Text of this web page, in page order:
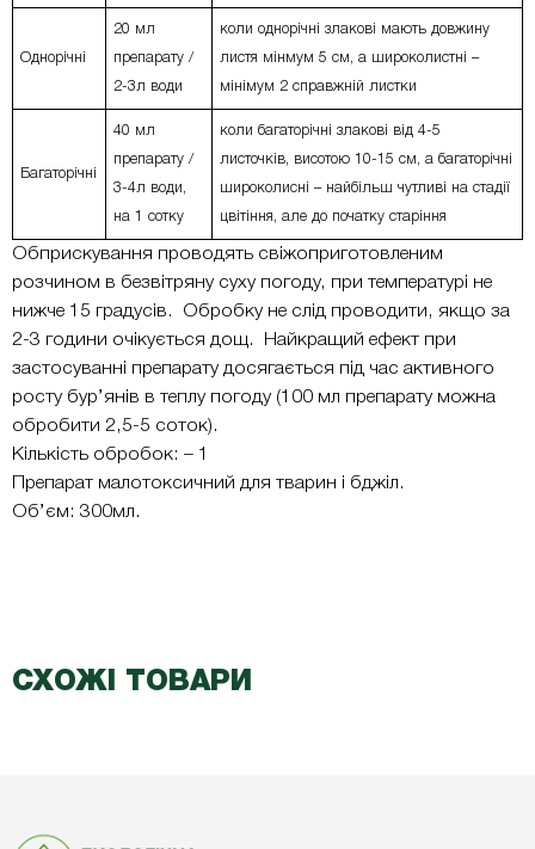
Однорічні
20 мл
препарату /
2-3л води
коли однорічні злакові мають довжину
листя мінмум 5 см, а широколистні –
мінімум 2 справжній листки
Багаторічні
40 мл
препарату /
3-4л води,
на 1 сотку
коли багаторічні злакові від 4-5
листочків, висотою 10-15 см, а багаторічні
широколисні – найбільш чутливі на стадії
цвітіння, але до початку старіння
Обприскування проводять свіжоприготовленим
розчином в безвітряну суху погоду, при температурі не
нижче 15 градусів. Обробку не слід проводити, якщо за
2-3 години очікується дощ. Найкращий ефект при
застосуванні препарату досягається під час активного
росту бур’янів в теплу погоду (100 мл препарату можна
обробити 2,5-5 соток).
Кількість обробок: – 1
Препарат малотоксичний для тварин і бджіл.
Об’єм: 300мл.
СХОЖІ ТОВАРИ